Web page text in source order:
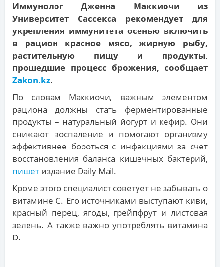
Иммунолог Дженна Маккиочи из
Университет Сассекса рекомендует для
укрепления иммунитета осенью включить
в рацион красное мясо, жирную рыбу,
растительную пищу и продукты,
прошедшие процесс брожения, сообщает
Zakon.kz.
По словам Маккиочи, важным элементом
рациона должны стать ферментированные
продукты – натуральный йогурт и кефир. Они
снижают воспаление и помогают организму
эффективнее бороться с инфекциями за счет
восстановления баланса кишечных бактерий,
пишет издание Daily Mail.
Кроме этого специалист советует не забывать о
витамине С. Его источниками выступают киви,
красный перец, ягоды, грейпфрут и листовая
зелень. А также важно употреблять витамина
D.